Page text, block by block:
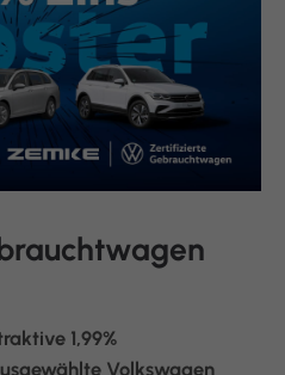
1,99%
Volkswagen